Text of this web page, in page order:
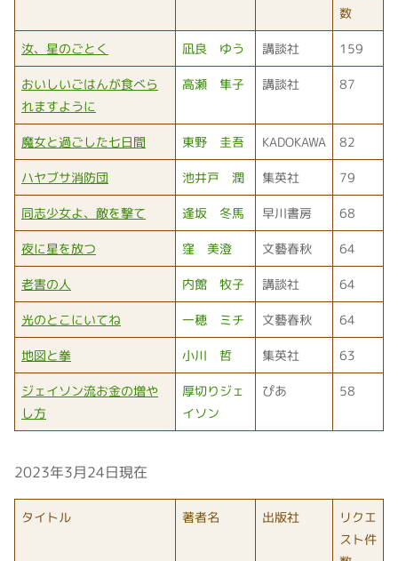
数
汝、星のごとく 凪良 ゆう 講談社 159
おいしいごはんが食べら
れますように
高瀬 隼子 講談社 87
魔女と過ごした七日間 東野 圭吾 KADOKAWA 82
ハヤブサ消防団 池井戸 潤 集英社 79
同志少女よ、敵を撃て 逢坂 冬馬 早川書房 68
夜に星を放つ 窪 美澄 文藝春秋 64
老害の人 内館 牧子 講談社 64
光のとこにいてね 一穂 ミチ 文藝春秋 64
地図と拳 小川 哲 集英社 63
ジェイソン流お金の増や
し方
厚切りジェ
イソン
ぴあ 58
2023年3月24日現在
タイトル 著者名 出版社
リクエ
スト件